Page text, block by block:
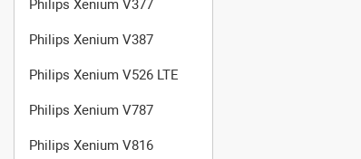
Philips Xenium V377
Philips Xenium V387
Philips Xenium V526 LTE
Philips Xenium V787
Philips Xenium V816